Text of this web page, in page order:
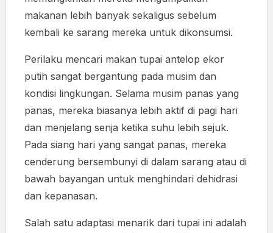
makanan lebih banyak sekaligus sebelum
kembali ke sarang mereka untuk dikonsumsi.
Perilaku mencari makan tupai antelop ekor
putih sangat bergantung pada musim dan
kondisi lingkungan. Selama musim panas yang
panas, mereka biasanya lebih aktif di pagi hari
dan menjelang senja ketika suhu lebih sejuk.
Pada siang hari yang sangat panas, mereka
cenderung bersembunyi di dalam sarang atau di
bawah bayangan untuk menghindari dehidrasi
dan kepanasan.
Salah satu adaptasi menarik dari tupai ini adalah